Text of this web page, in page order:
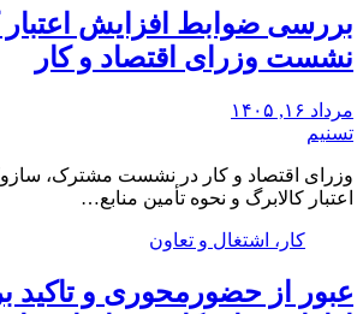
بررسی ضوابط افزایش اعتبار
نشست وزرای اقتصاد و کار
مرداد ۱۶, ۱۴۰۵
تسنیم
وزرای اقتصاد و کار در نشست مشترک،
اعتبار کالابرگ و نحوه تأمین منابع…
کار، اشتغال و تعاون
عبور از حضورمحوری و تاکید